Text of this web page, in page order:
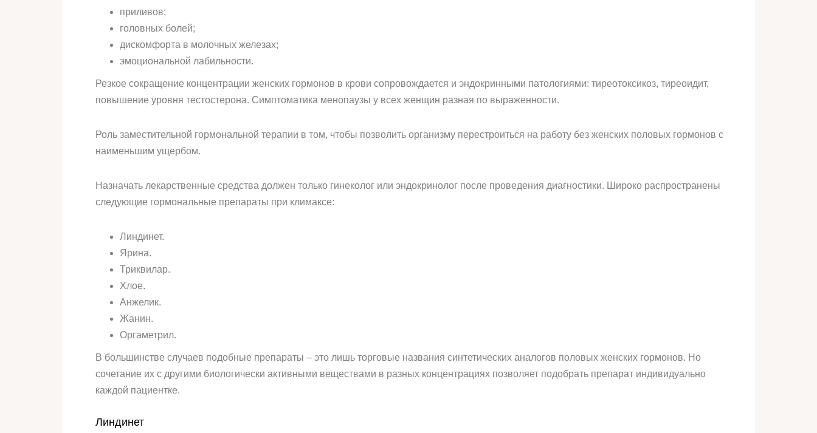
приливов;
головных болей;
дискомфорта в молочных железах;
эмоциональной лабильности.
Резкое сокращение концентрации женских гормонов в крови сопровождается и эндокринными патологиями: тиреотоксикоз, тиреоидит,
повышение уровня тестостерона. Симптоматика менопаузы у всех женщин разная по выраженности.
Роль заместительной гормональной терапии в том, чтобы позволить организму перестроиться на работу без женских половых гормонов с
наименьшим ущербом.
Назначать лекарственные средства должен только гинеколог или эндокринолог после проведения диагностики. Широко распространены
следующие гормональные препараты при климаксе:
Линдинет.
Ярина.
Триквилар.
Хлое.
Анжелик.
Жанин.
Оргаметрил.
В большинстве случаев подобные препараты – это лишь торговые названия синтетических аналогов половых женских гормонов. Но
сочетание их с другими биологически активными веществами в разных концентрациях позволяет подобрать препарат индивидуально
каждой пациентке.
Линдинет